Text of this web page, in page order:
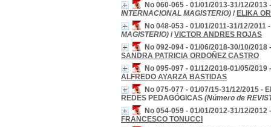
No 060-065 - 01/01/2013-31/12/2013
INTERNACIONAL MAGISTERIO) / ELIKA
No 048-053 - 01/01/2011-31/12/2011
MAGISTERIO) / VICTOR ANDRES ROJAS
No 092-094 - 01/06/2018-30/10/2018
SANDRA PATRICIA ORDOÑEZ CASTRO
No 095-097 - 01/12/2018-01/05/2019
ALFREDO AYARZA BASTIDAS
No 075-077 - 01/07/15-31/12/2015 -
REDES PEDAGÓGICAS (Número de
No 054-059 - 01/01/2012-31/12/2012
FRANCESCO TONUCCI